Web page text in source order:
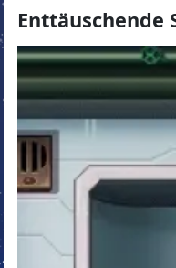
Enttäuschende